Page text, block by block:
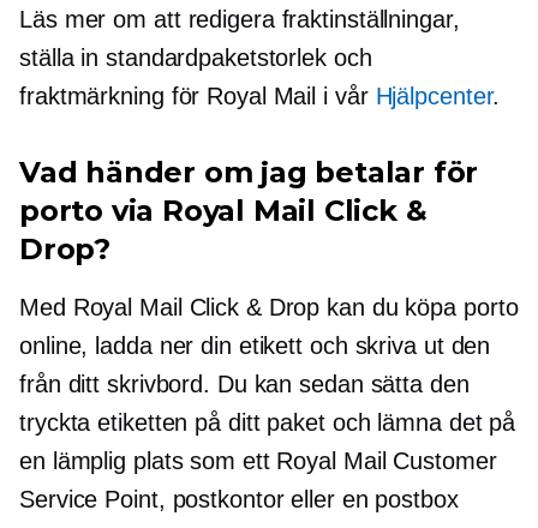
Läs mer om att redigera fraktinställningar,
ställa in standardpaketstorlek och
fraktmärkning för Royal Mail i vår Hjälpcenter.
Vad händer om jag betalar för
porto via Royal Mail Click &
Drop?
Med Royal Mail Click & Drop kan du köpa porto
online, ladda ner din etikett och skriva ut den
från ditt skrivbord. Du kan sedan sätta den
tryckta etiketten på ditt paket och lämna det på
en lämplig plats som ett Royal Mail Customer
Service Point, postkontor eller en postbox